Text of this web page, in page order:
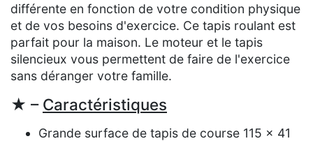
différente en fonction de votre condition physique
et de vos besoins d'exercice. Ce tapis roulant est
parfait pour la maison. Le moteur et le tapis
silencieux vous permettent de faire de l'exercice
sans déranger votre famille.
★ – Caractéristiques
Grande surface de tapis de course 115 x 41